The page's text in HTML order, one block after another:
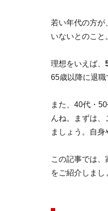
若い年代の方が
いないとのこと
理想をいえば、
65歳以降に退職
また、40代・
んね。まずは
ましょう。自身
この記事では
をご紹介しまし